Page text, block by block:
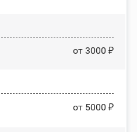
от 3000 ₽
от 5000 ₽